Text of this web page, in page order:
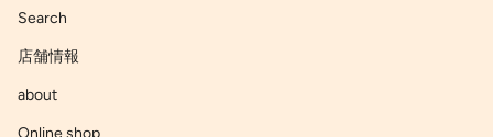
Search
店舗情報
about
Online shop